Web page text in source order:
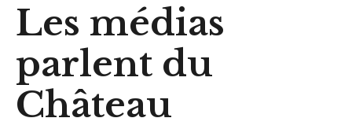
Les médias
parlent du
Château